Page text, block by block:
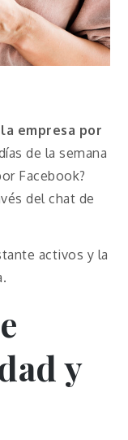
empresa por
de la semana
Facebook?
del chat de
activos y la
y